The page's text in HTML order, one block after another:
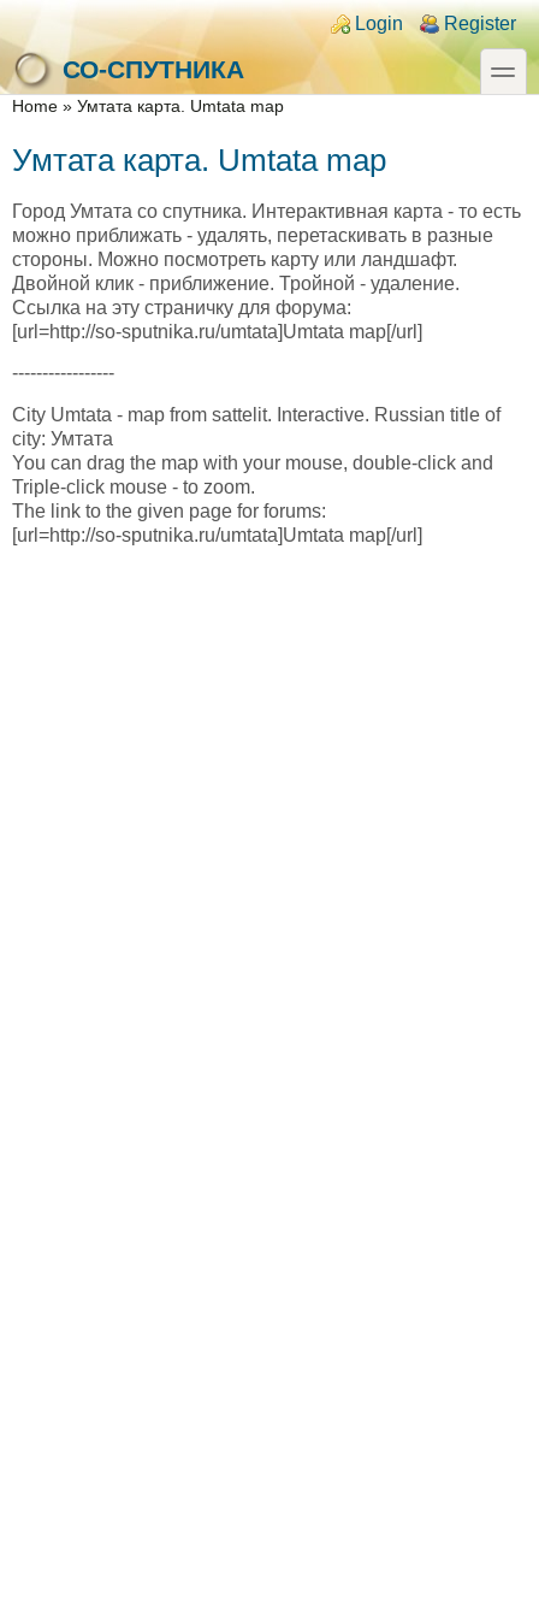
Skip to main content
Skip to search
Login links
Login Register
СО-СПУТНИКА
toggle
You are here
Home » Умтата карта. Umtata map
Умтата карта. Umtata map
Город Умтата со спутника. Интерактивная карта - то есть
можно приближать - удалять, перетаскивать в разные
стороны. Можно посмотреть карту или ландшафт.
Двойной клик - приближение. Тройной - удаление.
Ссылка на эту страничку для форума:
[url=http://so-sputnika.ru/umtata]Umtata map[/url]
-----------------
City Umtata - map from sattelit. Interactive. Russian title of
city: Умтата
You can drag the map with your mouse, double-click and
Triple-click mouse - to zoom.
The link to the given page for forums:
[url=http://so-sputnika.ru/umtata]Umtata map[/url]